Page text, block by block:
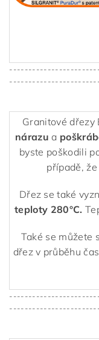
Granitové dřezy
nárazu a
byste poškodili
případě,
Dřez se také
teploty 280°C.
Také se můžete
dřez v průběhu